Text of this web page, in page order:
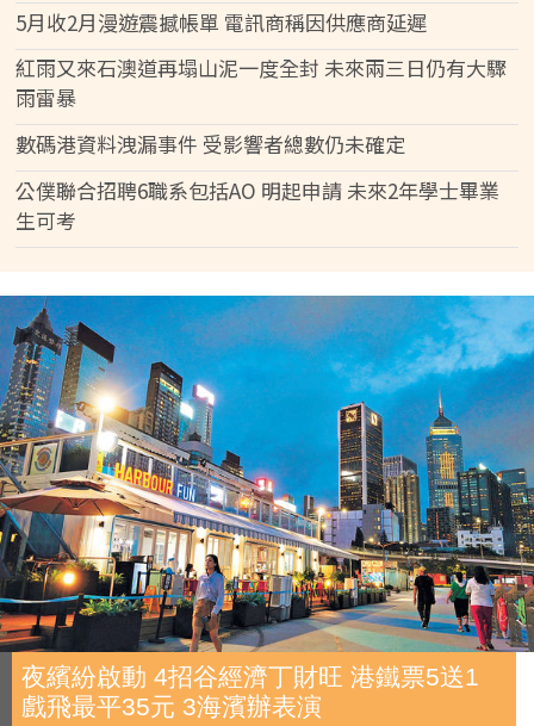
5月收2月漫遊震撼帳單 電訊商稱因供應商延遲
紅雨又來石澳道再塌山泥一度全封 未來兩三日仍有大驟
雨雷暴
數碼港資料洩漏事件 受影響者總數仍未確定
公僕聯合招聘6職系包括AO 明起申請 未來2年學士畢業
生可考
夜繽紛啟動 4招谷經濟丁財旺 港鐵票5送1
戲飛最平35元 3海濱辦表演